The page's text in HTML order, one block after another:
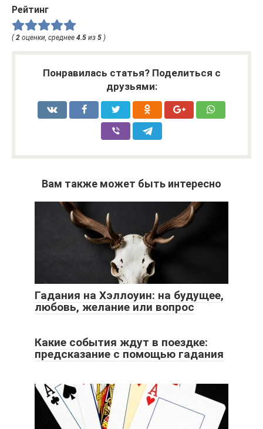
Рейтинг
(2 оценки, среднее 4.5 из 5 )
Понравилась статья? Поделиться с
друзьями:
Вам также может быть интересно
Гадания на Хэллоуин: на будущее,
любовь, желание или вопрос
Какие события ждут в поездке:
предсказание с помощью гадания